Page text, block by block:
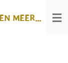
MEER...